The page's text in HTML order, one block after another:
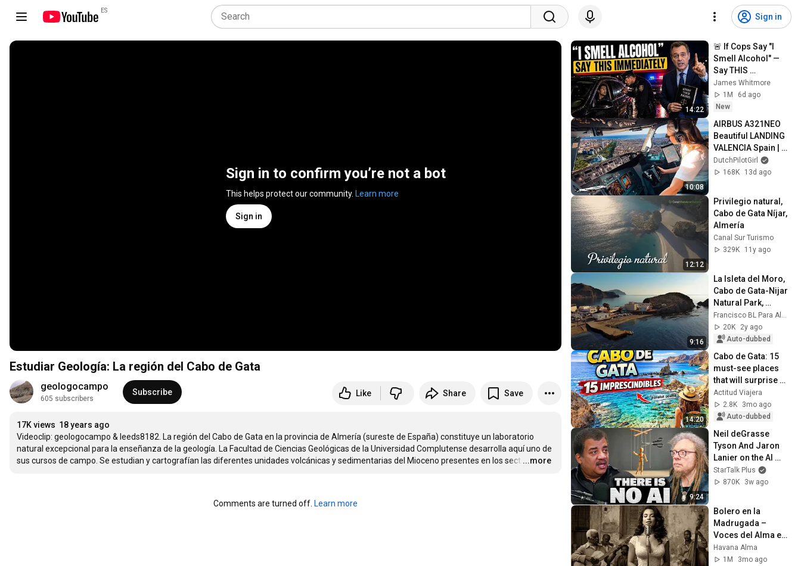
ES
Sign in
Sign in to confirm you’re not a bot
This helps protect our community. Learn more
Sign in
Estudiar Geología: La región del Cabo de Gata
geologocampo
605 subscribers
Subscribe Like Share Save
17K views 18 years ago
Videoclip: geologocampo & leeds8182. La región del Cabo de Gata en la provincia de Almería (sureste de España) constituye un laboratorio
natural excepcional para la enseñanza de la geología. La Facultad de Ciencias Geológicas de la Universidad Complutense desarrolla aquí uno de
sus cursos de campo. Se estudian y cartografían las diferentes unidades volcánicas y sedimentarias del Mioceno presentes en los sect …
...more
Comments are turned off. Learn more
14:22
🚨 If Cops Say "I
Smell Alcohol" —
Say THIS
Immediately (It's a
Trap)
James Whitmore
1M
6d ago
New
10:08
AIRBUS A321NEO
Beautiful LANDING
VALENCIA Spain |
Runway 12 | Cockpit
View | Airline Pilot
DutchPilotGirl
168K
13d ago
12:12
Privilegio natural,
Cabo de Gata Níjar,
Almería
Canal Sur Turismo
329K
11y ago
9:16
La Isleta del Moro,
Cabo de Gata-Nijar
Natural Park,
Almeria
20K
2y ago
Auto-dubbed
14:20
Cabo de Gata: 15
must-see places
that will surprise
you 😍
Actitud Viajera
2.8K
3mo ago
Auto-dubbed
9:24
Neil deGrasse
Tyson And Jaron
Lanier on the AI
Illusion
StarTalk Plus
870K
3w ago
Bolero en la
Madrugada –
Voces del Alma en
La Habana
Havana Alma
1M
3mo ago